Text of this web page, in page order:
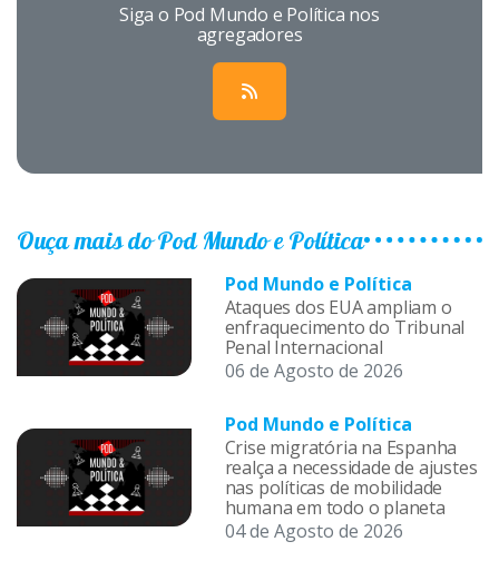
Siga o Pod Mundo e Política nos
agregadores
Ouça mais do Pod Mundo e Política
Pod Mundo e Política
Ataques dos EUA ampliam o
enfraquecimento do Tribunal
Penal Internacional
06 de Agosto de 2026
Pod Mundo e Política
Crise migratória na Espanha
realça a necessidade de ajustes
nas políticas de mobilidade
humana em todo o planeta
04 de Agosto de 2026